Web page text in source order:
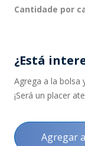
Cantidade por
¿Está
Agrega a la
¡Será un placer
Agregar